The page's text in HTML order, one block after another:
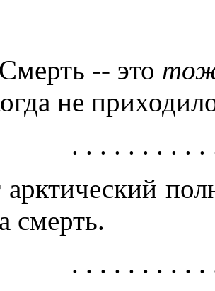
-- это
не
. . . . . . . . .
смерть.
. . . . . . . . .